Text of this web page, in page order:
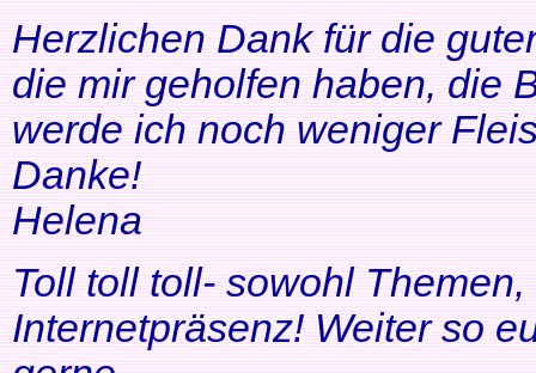
Herzlichen Dank für die
die mir geholfen haben, die
werde ich noch weniger
Danke!
Helena
Toll toll toll- sowohl
Internetpräsenz! Weiter so